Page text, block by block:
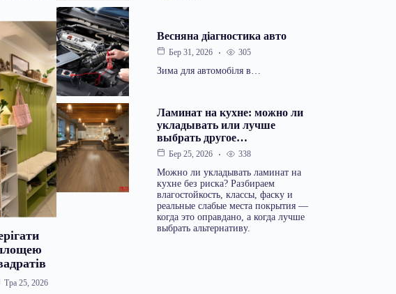
Тра 25, 2026
Весняна діагностика авто
Бер 31, 2026 305
Зима для автомобіля в…
Ламинат на кухне: можно ли
укладывать или лучше
выбрать другое…
Бер 25, 2026 338
Можно ли укладывать ламинат на
кухне без риска? Разбираем
влагостойкость, классы, фаску и
реальные слабые места покрытия —
когда это оправдано, а когда лучше
выбрать альтернативу.